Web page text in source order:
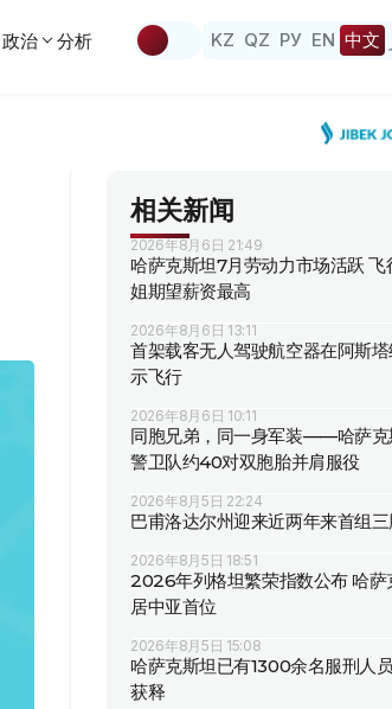
政治 分析 KZ QZ РУ EN 中文
相关新闻
2026年8月6日 21:49
哈萨克斯坦7月劳动力市场活跃 飞
姐期望薪资最高
2026年8月6日 13:11
首架载客无人驾驶航空器在阿斯
示飞行
2026年8月6日 10:11
同胞兄弟，同一身军装——哈萨克
警卫队约40对双胞胎并肩服役
2026年8月5日 22:24
巴甫洛达尔州迎来近两年来首组
2026年8月5日 18:51
2026年列格坦繁荣指数公布 哈萨
居中亚首位
2026年8月5日 15:08
哈萨克斯坦已有1300余名服刑人
获释